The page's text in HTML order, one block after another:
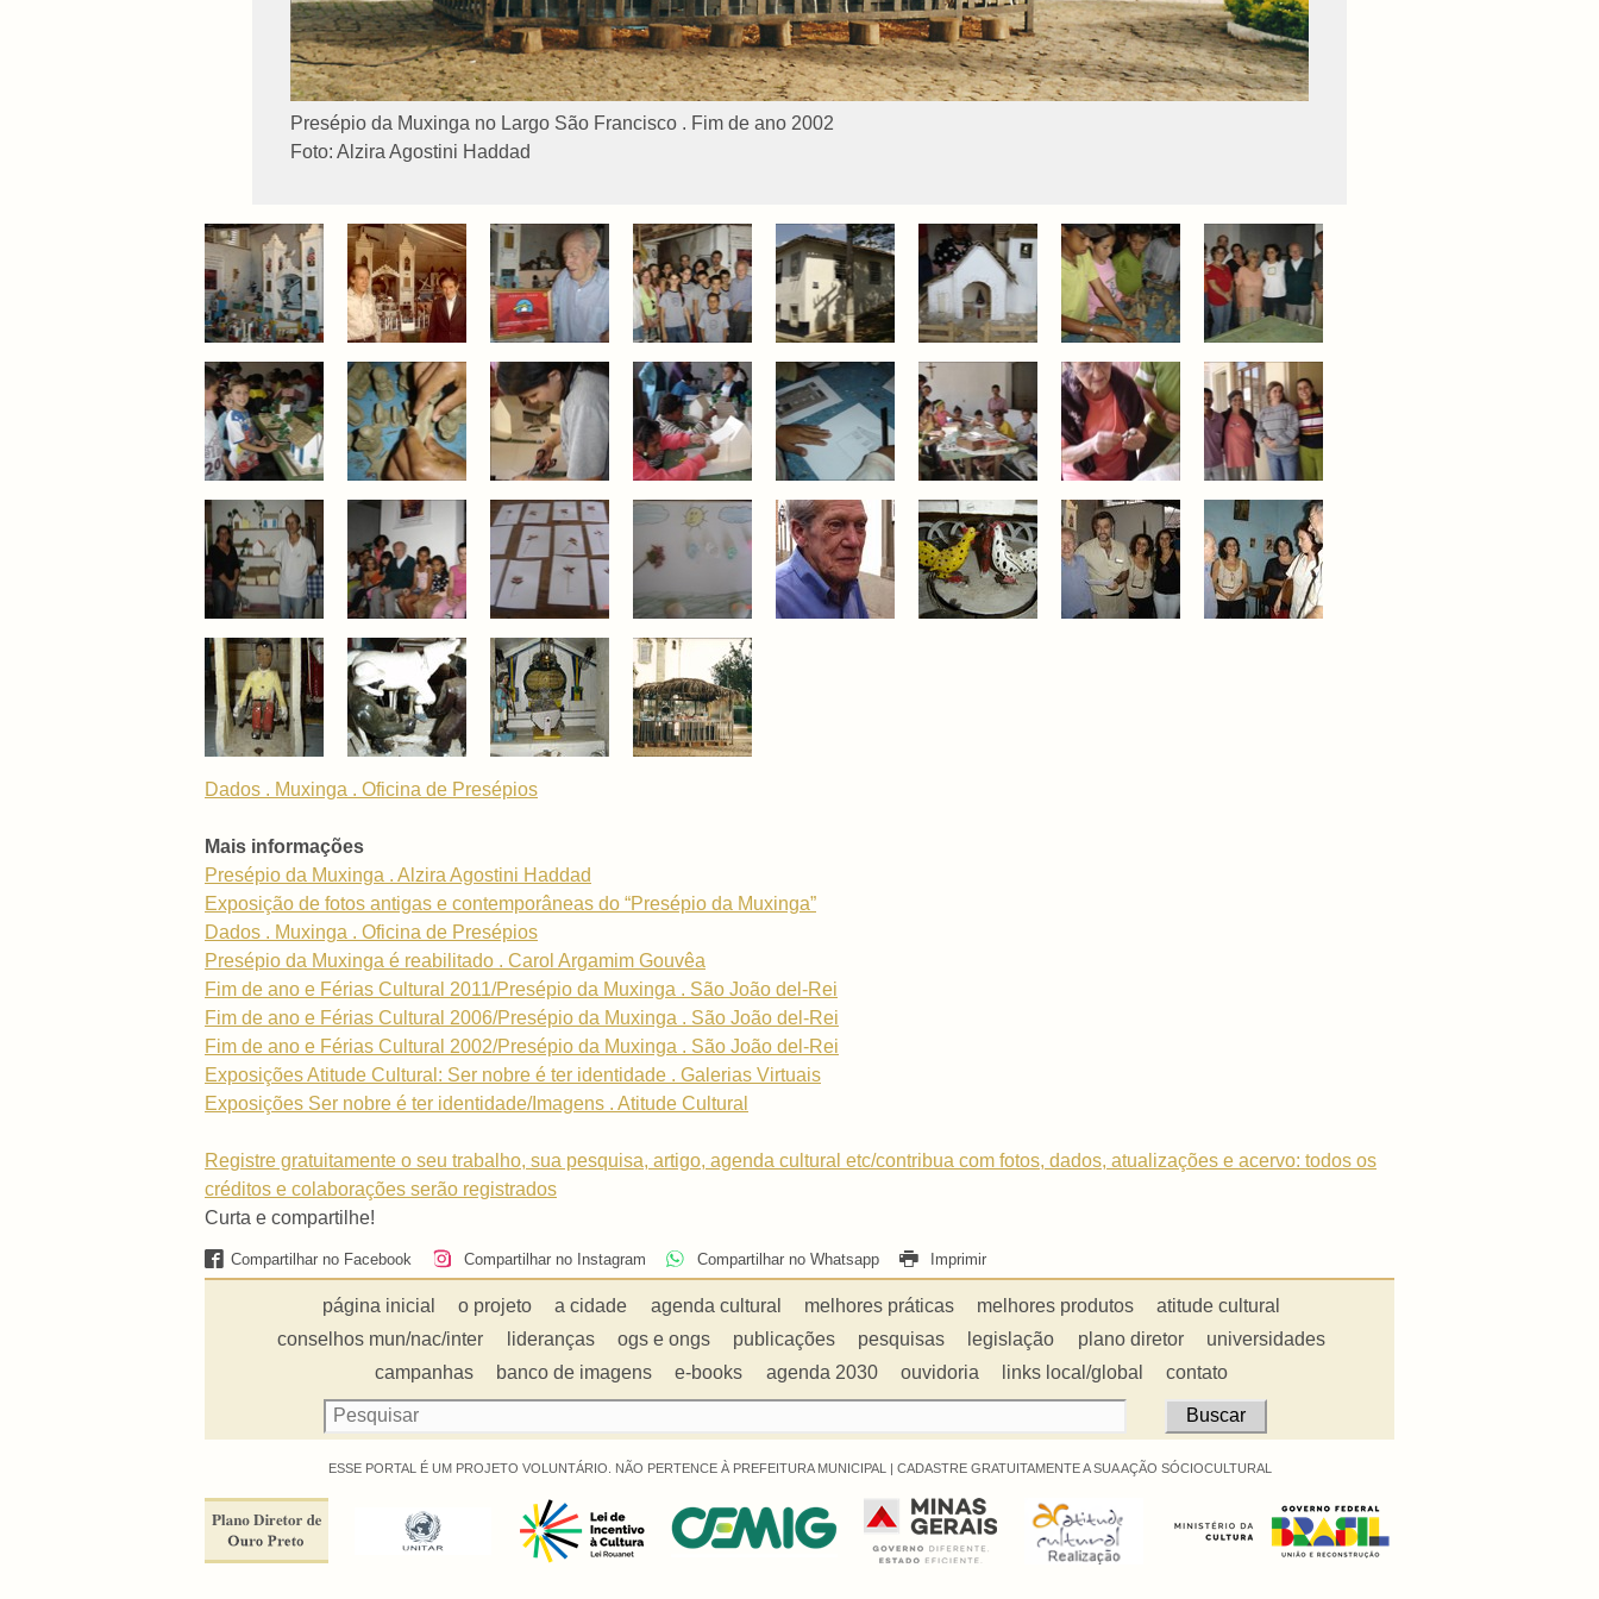
Presépio da Muxinga no Largo São Francisco . Fim de ano 2002
Foto: Alzira Agostini Haddad
Dados . Muxinga . Oficina de Presépios
Mais informações
Presépio da Muxinga . Alzira Agostini Haddad
Exposição de fotos antigas e contemporâneas do “Presépio da Muxinga”
Dados . Muxinga . Oficina de Presépios
Presépio da Muxinga é reabilitado . Carol Argamim Gouvêa
Fim de ano e Férias Cultural 2011/Presépio da Muxinga . São João del-Rei
Fim de ano e Férias Cultural 2006/Presépio da Muxinga . São João del-Rei
Fim de ano e Férias Cultural 2002/Presépio da Muxinga . São João del-Rei
Exposições Atitude Cultural: Ser nobre é ter identidade . Galerias Virtuais
Exposições Ser nobre é ter identidade/Imagens . Atitude Cultural
Registre gratuitamente o seu trabalho, sua pesquisa, artigo, agenda cultural etc/contribua com fotos, dados, atualizações e acervo: todos os
créditos e colaborações serão registrados
Curta e compartilhe!
Compartilhar no Facebook Compartilhar no Instagram Compartilhar no Whatsapp Imprimir
página inicial o projeto a cidade agenda cultural melhores práticas melhores produtos
atitude cultural
conselhos mun/nac/inter
lideranças ogs e ongs publicações pesquisas legislação plano diretor
universidades
campanhas
banco de imagens e-books agenda 2030 ouvidoria links local/global contato
ESSE PORTAL É UM PROJETO VOLUNTÁRIO. NÃO PERTENCE À PREFEITURA MUNICIPAL | CADASTRE GRATUITAMENTE A SUA AÇÃO SÓCIOCULTURAL